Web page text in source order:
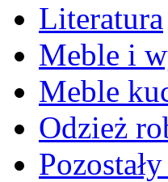
Literatura
Meble i
Meble
Odzież